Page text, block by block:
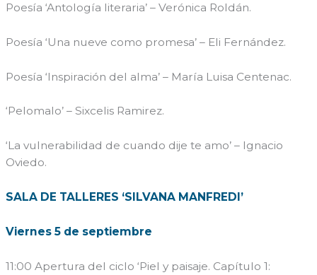
Poesía ‘Antología literaria’ – Verónica Roldán.
Poesía ‘Una nueve como promesa’ – Eli Fernández.
Poesía ‘Inspiración del alma’ – María Luisa Centenac.
‘Pelomalo’ – Sixcelis Ramirez.
‘La vulnerabilidad de cuando dije te amo’ – Ignacio
Oviedo.
SALA DE TALLERES ‘SILVANA MANFREDI’
Viernes 5 de septiembre
11:00 Apertura del ciclo ‘Piel y paisaje. Capítulo 1: